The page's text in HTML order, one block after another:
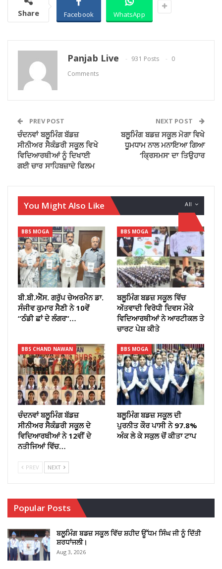
Share Facebook WhatsApp
Panjab Live 931 Posts
0
Comments
PREV POST
ਚੰਦਨਵਾਂ ਬਲੂਮਿੰਗ ਬੱਡਜ਼
ਸੀਨੀਅਰ ਸੈਕੰਡਰੀ ਸਕੂਲ ਵਿਖੇ
ਵਿਦਿਆਰਥੀਆਂ ਨੂੰ ਦਿਖਾਈ
ਗਈ ਚਾਰ ਸਾਹਿਬਜ਼ਾਦੇ ਫਿਲਮ
NEXT POST
ਬਲੂਮਿੰਗ ਬਡਜ਼ ਸਕੂਲ ਮੋਗਾ ਵਿਖੇ
ਧੂਮਧਾਮ ਨਾਲ ਮਨਾਇਆ ਗਿਆ
‘ਕ੍ਰਿਸਮਸ’ ਦਾ ਤਿਉਹਾਰ
All
You Might Also Like
BBS MOGA
ਬੀ.ਬੀ.ਐੱਸ. ਗਰੁੱਪ ਚੇਅਰਮੈਨ ਡਾ.
ਸੰਜੀਵ ਕੁਮਾਰ ਸੈਣੀ ਨੇ 10ਵੇਂ
“ਠੰਡੀ ਛਾਂ ਦੇ ਲੰਗਰ”…
BBS MOGA
ਬਲੂਮਿੰਗ ਬਡਜ਼ ਸਕੂਲ ਵਿੱਚ
ਅੱੱਤਵਾਦੀ ਵਿਰੋਧੀ ਦਿਵਸ ਮੌਕੇ
ਵਿਦਿਆਰਥੀਆਂ ਨੇ ਆਰਟੀਕਲ ਤੇ
ਚਾਰਟ ਪੇਸ਼ ਕੀਤੇ
BBS CHAND NAWAN
ਚੰਦਨਵਾਂ ਬਲੂਮਿੰਗ ਬੱਡਜ਼
ਸੀਨੀਅਰ ਸੈਕੰਡਰੀ ਸਕੂਲ ਦੇ
ਵਿਦਿਆਰਥੀਆਂ ਨੇ 12ਵੀਂ ਦੇ
ਨਤੀਜਿਆਂ ਵਿੱਚ…
BBS MOGA
ਬਲੂਮਿੰਗ ਬਡਜ਼ ਸਕੂਲ ਦੀ
ਪੁਰਨੀਤ ਕੌਰ ਪਾਸੀ ਨੇ 97.8%
ਅੰਕ ਲੇ ਕੇ ਸਕੁਲ ਚੋਂ ਕੀਤਾ ਟਾਪ
PREV NEXT
Popular Posts
ਬਲੂਮਿੰਗ ਬਡਜ਼ ਸਕੂਲ ਵਿੱਚ ਸ਼ਹੀਦ ਊੱਧਮ ਸਿੰਘ ਜੀ ਨੂੰ ਦਿੱਤੀ
ਸ਼ਰਧਾਂਜਲੀ।
Aug 3, 2026